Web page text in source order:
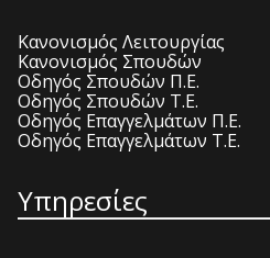
Κανονισμός Λειτουργίας
Κανονισμός Σπουδών
Οδηγός Σπουδών Π.Ε.
Οδηγός Σπουδών Τ.Ε.
Οδηγός Επαγγελμάτων Π.Ε.
Οδηγός Επαγγελμάτων Τ.Ε.
Υπηρεσίες